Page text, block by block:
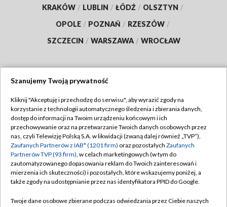
KRAKÓW / LUBLIN / ŁÓDŹ / OLSZTYN /
OPOLE / POZNAŃ / RZESZÓW /
SZCZECIN / WARSZAWA / WROCŁAW
TVP
Abonament TVP
Emisja w TVP
Centrum informacji TVP
Naziemna Telewizja Cyfrowa
Regulamin TVP
Polityka prywatności
Moje zgody
Pomoc
Szanujemy Twoją prywatność
Kliknij "Akceptuję i przechodzę do serwisu", aby wyrazić zgody na
korzystanie z technologii automatycznego śledzenia i zbierania danych,
dostęp do informacji na Twoim urządzeniu końcowym i ich
przechowywanie oraz na przetwarzanie Twoich danych osobowych przez
nas, czyli Telewizję Polską S.A. w likwidacji (zwaną dalej również „TVP”),
Zaufanych Partnerów z IAB* (1201 firm) oraz pozostałych Zaufanych
Partnerów TVP (93 firm), w celach marketingowych (w tym do
zautomatyzowanego dopasowania reklam do Twoich zainteresowań i
mierzenia ich skuteczności) i pozostałych, które wskazujemy poniżej, a
także zgody na udostępnianie przez nas identyfikatora PPID do Google.
Twoje dane osobowe zbierane podczas odwiedzania przez Ciebie naszych